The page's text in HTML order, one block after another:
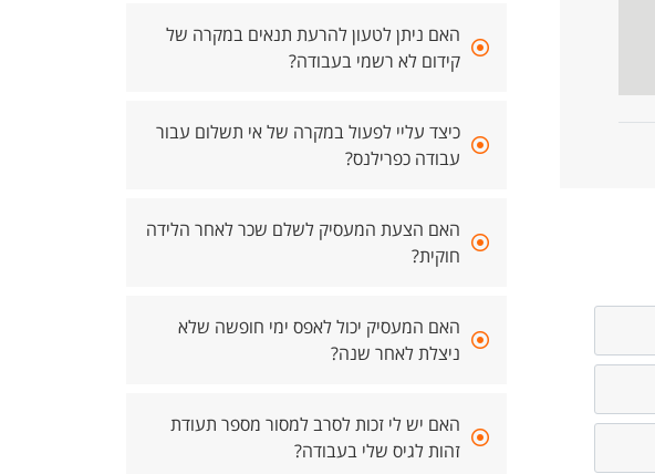
האם ניתן לטעון להרעת תנאים במקרה של
קידום לא רשמי בעבודה?
כיצד עליי לפעול במקרה של אי תשלום עבור
עבודה כפרילנס?
האם הצעת המעסיק לשלם שכר לאחר הלידה
חוקית?
האם המעסיק יכול לאפס ימי חופשה שלא
ניצלת לאחר שנה?
האם יש לי זכות לסרב למסור מספר תעודת
זהות לגיס שלי בעבודה?